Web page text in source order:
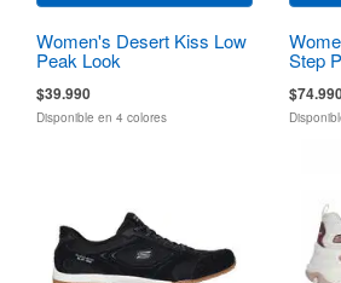
Women's Desert Kiss Low
Peak Look
$39.990
Disponible en 4 colores
Step